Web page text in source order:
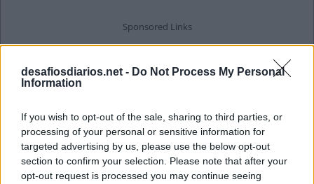
desafiosdiarios.net - Do Not Process My Personal
Information
If you wish to opt-out of the sale, sharing to third parties, or
processing of your personal or sensitive information for
targeted advertising by us, please use the below opt-out
section to confirm your selection. Please note that after your
opt-out request is processed you may continue seeing